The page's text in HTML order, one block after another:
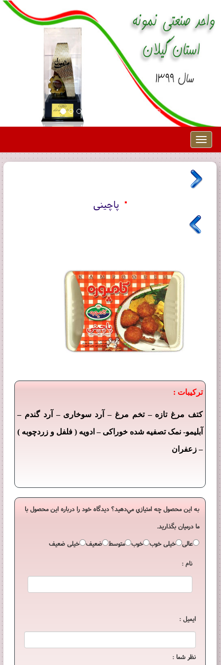
Toggle
navigation
پاچینی
ترکیبات :
کتف مرغ تازه–تخم مرغ–آرد سوخاری–آرد گندم–
آبلیمو- نمک تصفیه شده خوراکی–ادویه ( فلفل و زردچوبه )
–زعفران
به اين محصول چه امتيازي مي‌دهيد؟ ديدگاه خود را درباره اين محصول با
ما درميان بگذاريد.
عالی
خیلی خوب خوب متوسط ضعیف
خیلی ضعیف
نام :
ایمیل :
نظر شما :